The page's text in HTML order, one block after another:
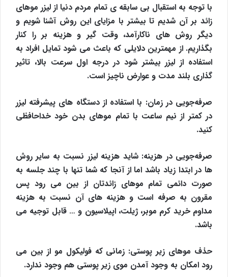
با توجه به استقبال بی سابقه ی تمام مردم دنیا از لیزر موهای
زائد بر آن شدیم تا بیشتر با مزایای این روش آشنا شویم و
دیگر روش های ناکارآمد، وقت گیر و هزینه بر را کنار
بگذاریم. از مهمترین دلایلی که باعث می شود تمایل افراد به
استفاده از لیزر بیشتر شود در درجه اول سرعت بالا، تاثیر
گذاری بلند مدت و عوارض ناچیز است.
صرفه‌جویی در زمان: با استفاده از دستگاه های پیشرفته لیزر
در کمتر از نیم ساعت با تمام موهای بدن خود خداحافظی
کنید.
صرفه‌جویی در هزینه: شاید هزینه لیزر نسبت به سایر روش
ها در ابتدا زیاد باشد اما از آنجا که شما تنها با چند جلسه به
صورت دائمی تمام موهای زائدتان از بین می رود پس
مقرون به صرفه است و هزینه های آن نسبت به هزینه
مداوم خرید کرم موبر، ژیلت، اپیلاسیون و … قابل توجیه می
باشد.
حذف موهای زیر پوستی: زمانی که فولیکول مو از بین می
رود امکان به وجود آمدن موی زیر پوستی هم وجود ندارد.